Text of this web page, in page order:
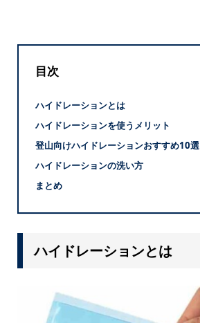
目次
ハイドレーションとは
ハイドレーションを使うメリット
登山向けハイドレーションおすすめ10選
ハイドレーションの洗い方
まとめ
ハイドレーションとは